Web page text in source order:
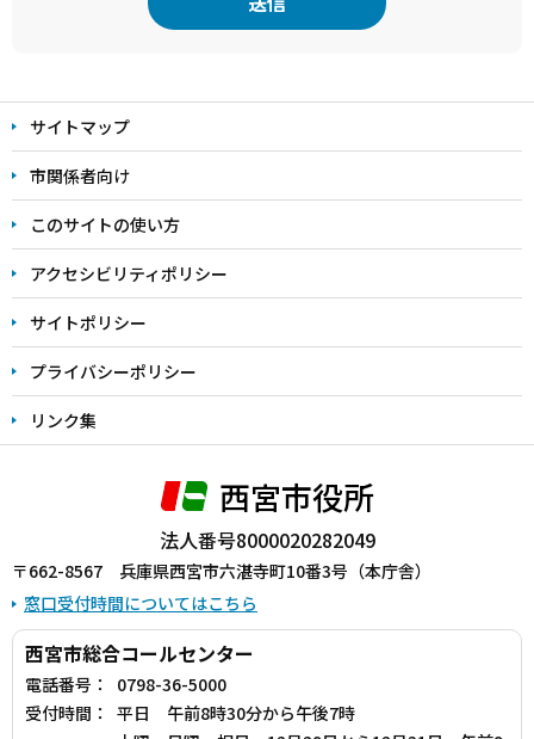
文
こ
こ
ま
で
サイトマップ
市関係者向け
このサイトの使い方
アクセシビリティポリシー
サイトポリシー
プライバシーポリシー
リンク集
西宮市役所
法人番号8000020282049
〒662-8567 兵庫県西宮市六湛寺町10番3号（本庁舎）
窓口受付時間についてはこちら
西宮市総合コールセンター
電話番号：
0798-36-5000
受付時間：
平日 午前8時30分から午後7時